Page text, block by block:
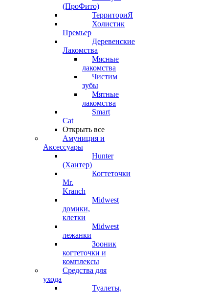
(ПроФито)
ТерриториЯ
Холистик
Премьер
Деревенские
Лакомства
Мясные
лакомства
Чистим
зубы
Мятные
лакомства
Smart
Cat
Открыть все
Амуниция и
Аксессуары
Hunter
(Хантер)
Когтеточки
Mr.
Kranch
Midwest
домики,
клетки
Midwest
лежанки
Зооник
когтеточки и
комплексы
Средства для
ухода
Туалеты,